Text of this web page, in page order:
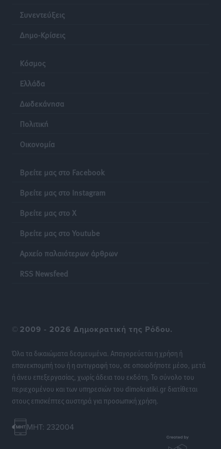
Συνεντεύξεις
Δημο-Κρίσεις
Κόσμος
Ελλάδα
Δωδεκάνησα
Πολιτική
Οικονομία
Βρείτε μας στο Facebook
Βρείτε μας στο Instagram
Βρείτε μας στο X
Βρείτε μας στο Youtube
Αρχείο παλαιότερων άρθρων
RSS Newsfeed
© 2009 - 2026 Δημοκρατική της Ρόδου.
Όλα τα δικαιώματα δεσμευμένα. Απαγορεύεται η χρήση ή
επανεκπομπή του ή η αντιγραφή του, σε οποιοδήποτε μέσο, μετά
ή άνευ επεξεργασίας, χωρίς άδεια του εκδότη. Το σύνολο του
περιεχομένου και των υπηρεσιών του dimokratiki.gr διατίθεται
στους επισκέπτες αυστηρά για προσωπική χρήση.
MHT: 232004